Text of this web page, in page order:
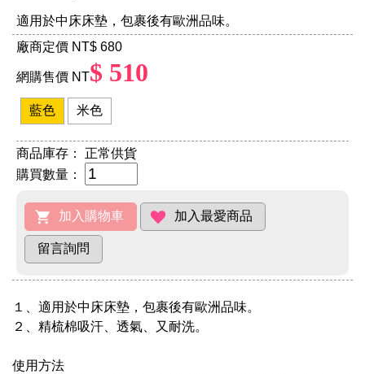
適用於中床床墊，包裹後有歐洲品味。
廠商定價 NT$ 680
網購售價 NT$ 510
藍色 米色
商品庫存：
正常供貨
購買數量：
１、適用於中床床墊，包裹後有歐洲品味。
２、精梳棉吸汗、透氣、又耐洗。
使用方法